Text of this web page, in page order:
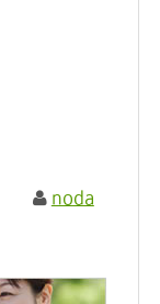
noda